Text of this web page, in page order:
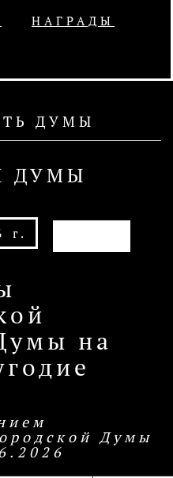
НАГРАДЫ
ДУМЫ
ДУМЫ
г.
на
Думы